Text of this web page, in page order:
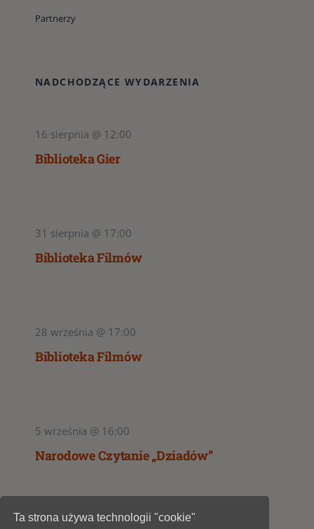
Partnerzy
NADCHODZĄCE WYDARZENIA
16 sierpnia @ 12:00
Biblioteka Gier
31 sierpnia @ 17:00
Biblioteka Filmów
28 września @ 17:00
Biblioteka Filmów
5 września @ 16:00
Narodowe Czytanie „Dziadów”
Ta strona używa technologii "cookie"